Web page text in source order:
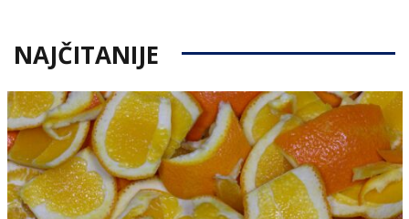
NAJČITANIJE